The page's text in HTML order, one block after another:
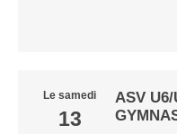
Le samedi
13
ASV